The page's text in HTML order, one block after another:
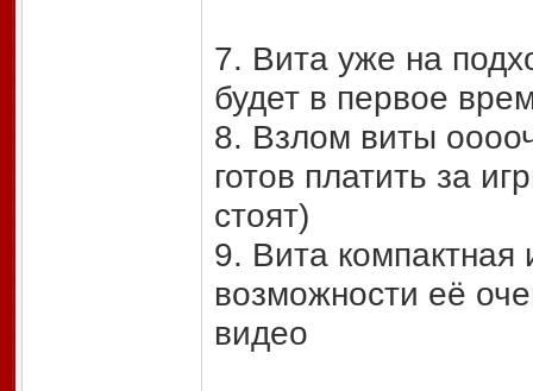
7. Вита уже на
будет в первое
8. Взлом виты
готов платить за
стоят)
9. Вита
возможности её
видео